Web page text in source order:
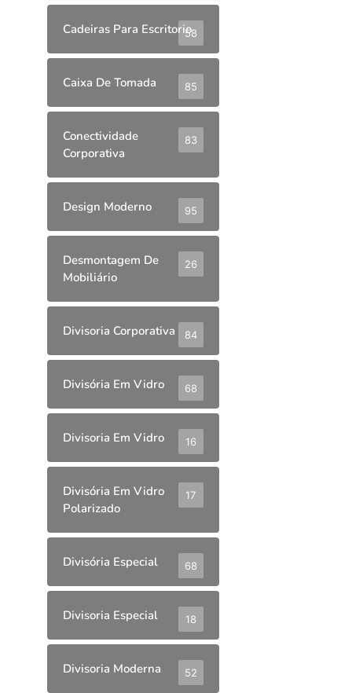
Cadeiras Para Escritorio58
Caixa De Tomada 85
Conectividade
Corporativa
83
Design Moderno 95
Desmontagem De
Mobiliário
26
Divisoria Corporativa 84
Divisória Em Vidro 68
Divisoria Em Vidro 16
Divisória Em Vidro
Polarizado
17
Divisória Especial 68
Divisoria Especial 18
Divisoria Moderna 52